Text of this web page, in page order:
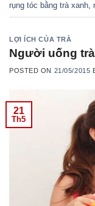
rụng tóc bằng trà xanh,
LỢI ÍCH CỦA TRÀ
Người uống
POSTED ON 21/05/2015
21
Th5